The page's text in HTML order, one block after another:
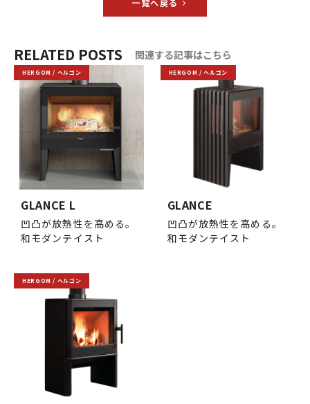
一覧へ戻る
RELATED POSTS 関連する記事はこちら
HERGOM / ヘルゴン
GLANCE L
凹凸が放熱性を高める。
和モダンテイスト
HERGOM / ヘルゴン
GLANCE
凹凸が放熱性を高める。
和モダンテイスト
HERGOM / ヘルゴン